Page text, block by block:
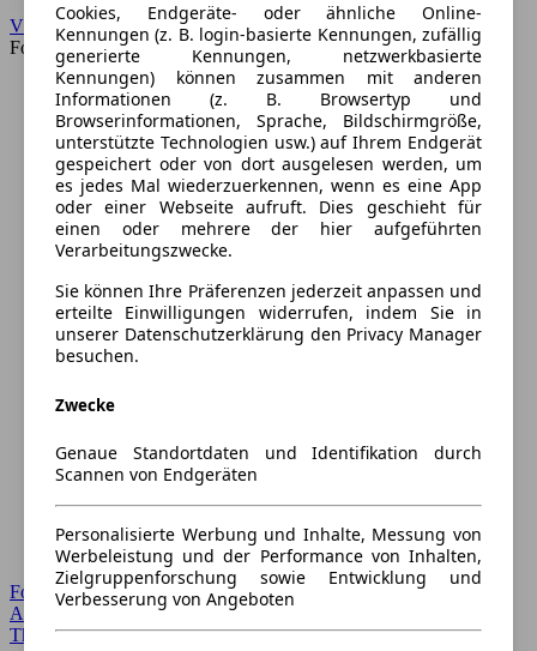
VW
Forum
Forum Startseite
Alle Auto-Foren
Themen-Forum
Cookies, Endgeräte- oder ähnliche Online-
Kennungen (z. B. login-basierte Kennungen, zufällig
generierte Kennungen, netzwerkbasierte
Kennungen) können zusammen mit anderen
Informationen (z. B. Browsertyp und
Browserinformationen, Sprache, Bildschirmgröße,
unterstützte Technologien usw.) auf Ihrem Endgerät
gespeichert oder von dort ausgelesen werden, um
es jedes Mal wiederzuerkennen, wenn es eine App
oder einer Webseite aufruft. Dies geschieht für
einen oder mehrere der hier aufgeführten
Verarbeitungszwecke.
Sie können Ihre Präferenzen jederzeit anpassen und
erteilte Einwilligungen widerrufen, indem Sie in
unserer Datenschutzerklärung den Privacy Manager
besuchen.
Zwecke
Genaue Standortdaten und Identifikation durch
Scannen von Endgeräten
Personalisierte Werbung und Inhalte, Messung von
Werbeleistung und der Performance von Inhalten,
Zielgruppenforschung sowie Entwicklung und
Verbesserung von Angeboten